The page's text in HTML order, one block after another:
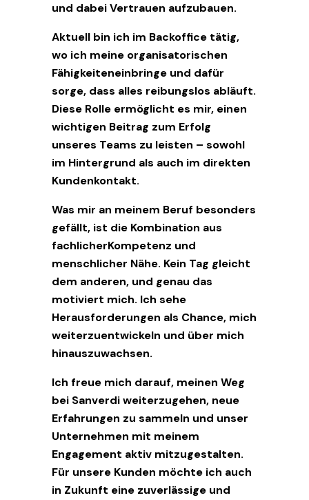
und dabei Vertrauen aufzubauen.
Aktuell bin ich im Backoffice tätig,
wo ich meine organisatorischen
Fähigkeiteneinbringe und dafür
sorge, dass alles reibungslos abläuft.
Diese Rolle ermöglicht es mir, einen
wichtigen Beitrag zum Erfolg
unseres Teams zu leisten – sowohl
im Hintergrund als auch im direkten
Kundenkontakt.
Was mir an meinem Beruf besonders
gefällt, ist die Kombination aus
fachlicherKompetenz und
menschlicher Nähe. Kein Tag gleicht
dem anderen, und genau das
motiviert mich. Ich sehe
Herausforderungen als Chance, mich
weiterzuentwickeln und über mich
hinauszuwachsen.
Ich freue mich darauf, meinen Weg
bei Sanverdi weiterzugehen, neue
Erfahrungen zu sammeln und unser
Unternehmen mit meinem
Engagement aktiv mitzugestalten.
Für unsere Kunden möchte ich auch
in Zukunft eine zuverlässige und